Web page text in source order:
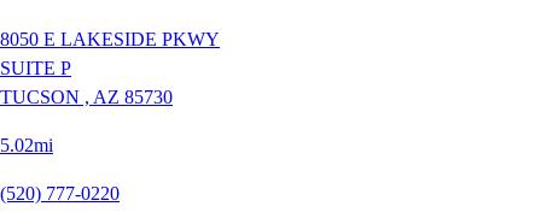
8050 E LAKESIDE PKWY
SUITE P
TUCSON , AZ 85730
5.02mi
(520) 777-0220